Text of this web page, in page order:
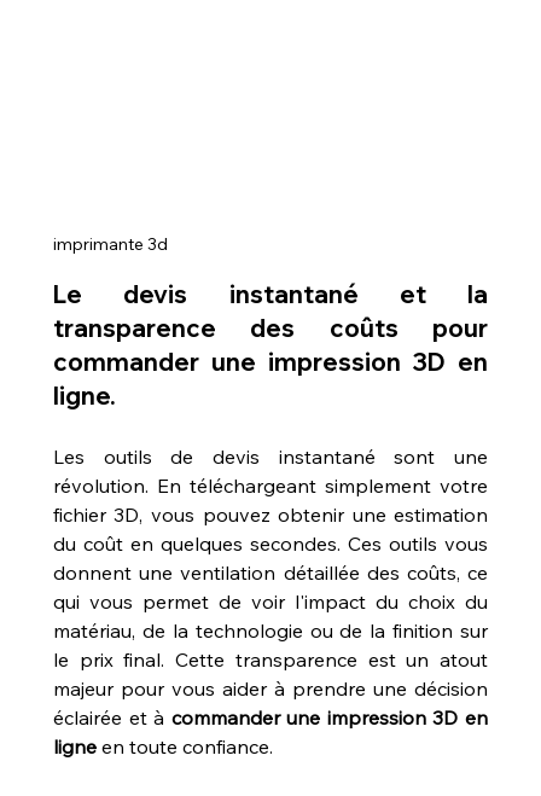
imprimante 3d
Le devis instantané et la
transparence des coûts pour
commander une impression 3D en
ligne.
Les outils de devis instantané sont une
révolution. En téléchargeant simplement votre
fichier 3D, vous pouvez obtenir une estimation
du coût en quelques secondes. Ces outils vous
donnent une ventilation détaillée des coûts, ce
qui vous permet de voir l'impact du choix du
matériau, de la technologie ou de la finition sur
le prix final. Cette transparence est un atout
majeur pour vous aider à prendre une décision
éclairée et à commander une impression 3D en
ligne en toute confiance.